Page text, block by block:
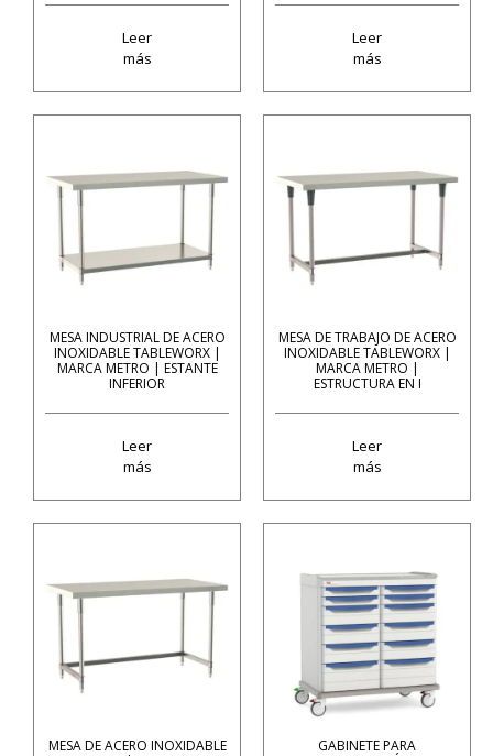
Leer
más
Leer
más
MESA INDUSTRIAL DE ACERO
INOXIDABLE TABLEWORX |
MARCA METRO | ESTANTE
INFERIOR
Leer
más
MESA DE TRABAJO DE ACERO
INOXIDABLE TABLEWORX |
MARCA METRO |
ESTRUCTURA EN I
Leer
más
MESA DE ACERO INOXIDABLE
GABINETE PARA